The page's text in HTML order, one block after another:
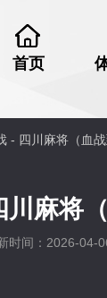
首页
- 四川麻将（血战
川麻将
时间：2026-04-